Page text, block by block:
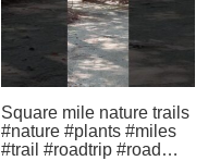
【裏技/最強クレカ】み
んな損してない？ #留学
#クレジットカード #飛